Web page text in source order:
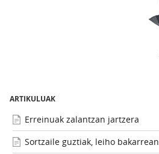
ARTIKULUAK
Erreinuak zalantzan jartzera
Sortzaile guztiak, leiho bakarrean